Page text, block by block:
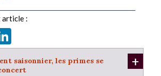
article :
saisonnier, les primes se
+